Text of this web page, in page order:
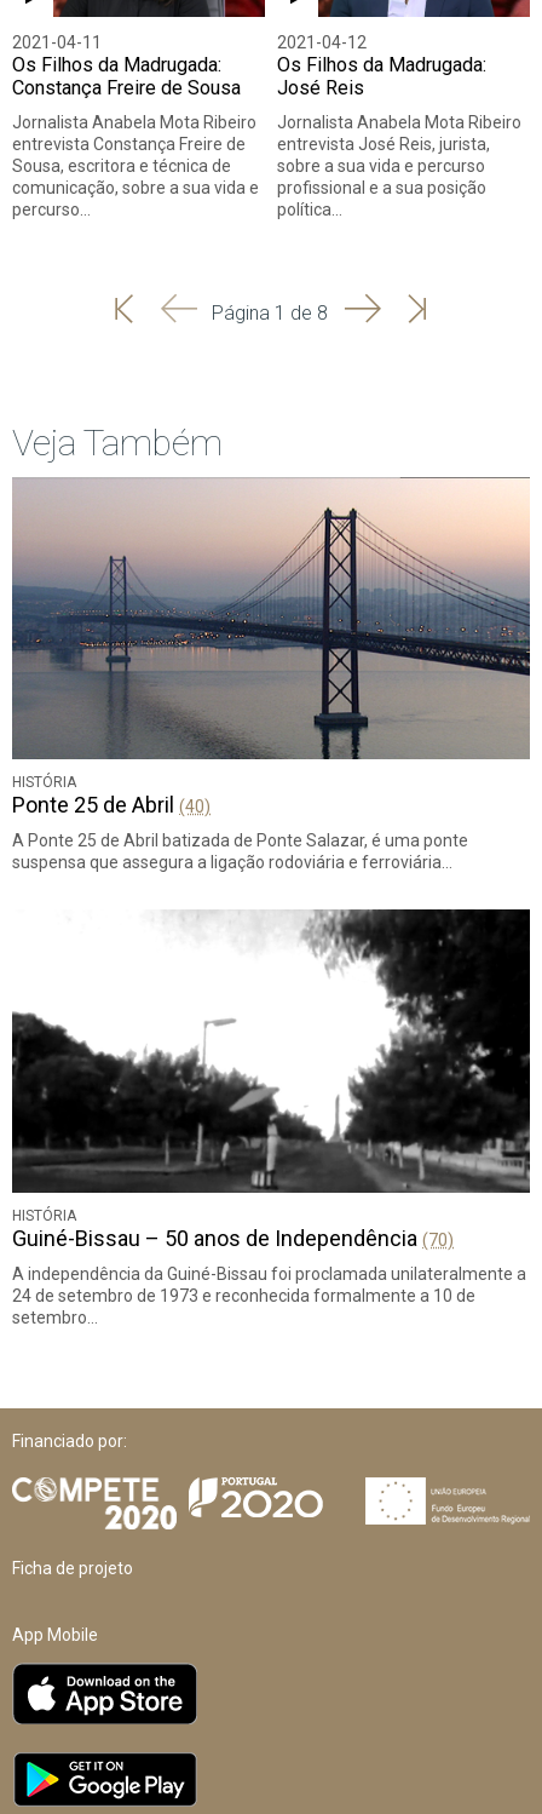
2021-04-11
Os Filhos da Madrugada:
Constança Freire de Sousa
Jornalista Anabela Mota Ribeiro
entrevista Constança Freire de
Sousa, escritora e técnica de
comunicação, sobre a sua vida e
percurso…
2021-04-12
Os Filhos da Madrugada:
José Reis
Jornalista Anabela Mota Ribeiro
entrevista José Reis, jurista,
sobre a sua vida e percurso
profissional e a sua posição
política…
'
'
Página 1 de 8 SeguinteÚltima
Veja Também
HISTÓRIA
Ponte 25 de Abril (40)
A Ponte 25 de Abril batizada de Ponte Salazar, é uma ponte
suspensa que assegura a ligação rodoviária e ferroviária…
HISTÓRIA
Guiné-Bissau – 50 anos de Independência (70)
A independência da Guiné-Bissau foi proclamada unilateralmente a
24 de setembro de 1973 e reconhecida formalmente a 10 de
setembro…
Financiado por:
Ficha de projeto
App Mobile